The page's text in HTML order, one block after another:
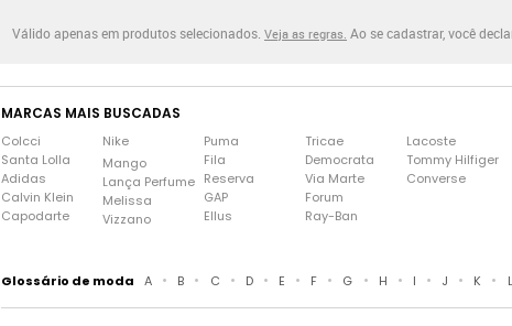
Válido apenas em produtos selecionados. Veja as regras. Ao se cadastrar, você
MARCAS MAIS BUSCADAS
Colcci
Santa Lolla
Adidas
Calvin Klein
Capodarte
Nike
Mango
Lança Perfume
Melissa
Vizzano
Puma
Fila
Reserva
GAP
Ellus
Tricae
Democrata
Via Marte
Forum
Ray-Ban
Lacoste
Tommy Hilfiger
Converse
Glossário de moda A • B • C • D • E • F • G • H • I • J • K • L